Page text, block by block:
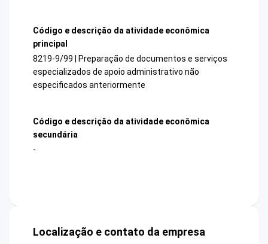
Código e descrição da atividade econômica
principal
8219-9/99 | Preparação de documentos e serviços
especializados de apoio administrativo não
especificados anteriormente
Código e descrição da atividade econômica
secundária
-
Localização e contato da empresa